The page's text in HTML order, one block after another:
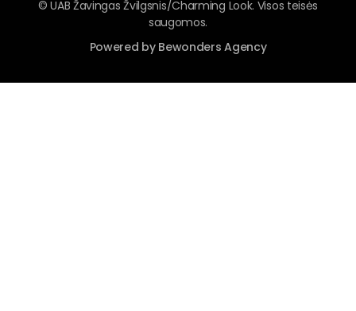
© UAB Žavingas Žvilgsnis/Charming Look. Visos teisės
saugomos.
Powered by Bewonders Agency